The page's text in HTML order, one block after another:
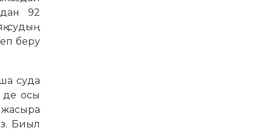
92
судың
беру
суда
де осы
жасыра
Биыл